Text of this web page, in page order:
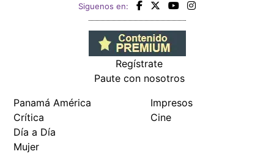
Siguenos en:
Regístrate
Paute con nosotros
Panamá América
Crítica
Día a Día
Mujer
Impresos
Cine